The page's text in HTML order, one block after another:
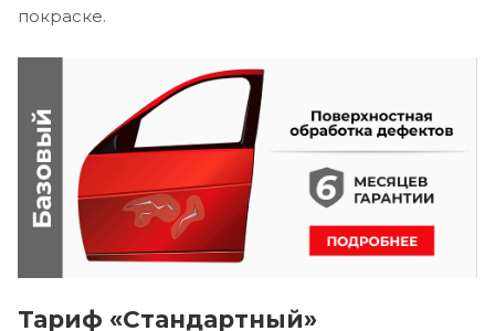
покраске.
Тариф «Стандартный»